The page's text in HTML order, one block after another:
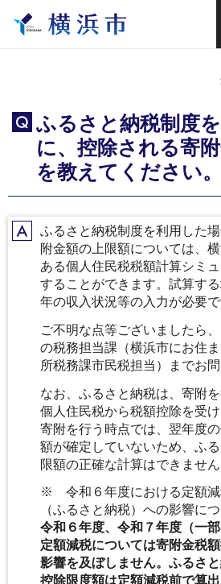
Q
ふるさと納税制度
に、控除される寄
を教えてください。
Aふるさと納税制度を利用した
附金額の上限額については、
ある個人住民税税額計算シミ
することができます。試算す
年の収入状況等の入力が必要で
ご不明な点等ございましたら
の税務担当課（横浜市にお住
所税務課市民税担当）までお
なお、ふるさと納税は、寄附
個人住民税から税額控除を受け
寄附を行う時点では、翌年度
額が確定していないため、ふ
限額の正確な計算はできません
※ 令和６年度における定額減
（ふるさと納税）への影響に
令和６年度、令和７年度（一
定額減税については寄附金税
影響を及ぼしません。ふるさ
控除限度額は定額減税前で算出